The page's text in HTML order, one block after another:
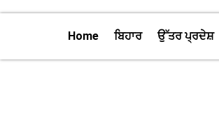
Home ਬਿਹਾਰ ਉੱਤਰ ਪ੍ਰਦੇਸ਼